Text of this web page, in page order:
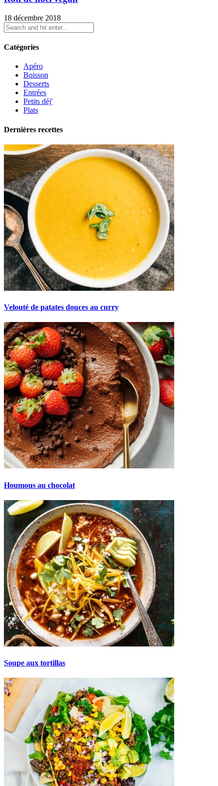
18 décembre 2018
Catégories
Apéro
Boisson
Desserts
Entrées
Petits déj'
Plats
Dernières recettes
Velouté de patates douces au curry
Houmous au chocolat
Soupe aux tortillas